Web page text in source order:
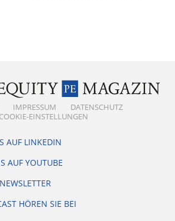
IMPRESSUM
DATENSCHUTZ
COOKIE-EINSTELLUNGEN
AUF LINKEDIN
AUF YOUTUBE
HÖREN SIE BEI